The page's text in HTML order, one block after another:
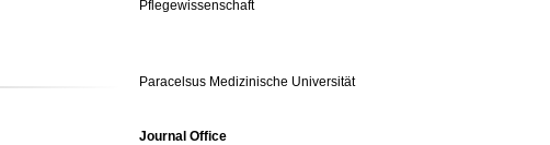
Pflegewissenschaft
Paracelsus Medizinische Universität
Journal Office